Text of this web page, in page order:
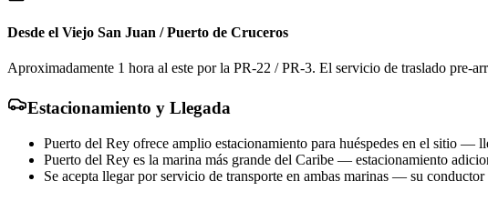
Desde el Viejo San Juan / Puerto de Cruceros
Aproximadamente 1 hora al este por la PR-22 / PR-3. El servicio de traslado pre-
Estacionamiento y Llegada
Puerto del Rey ofrece amplio estacionamiento para huéspedes en el sitio —
Puerto del Rey es la marina más grande del Caribe — estacionamiento
Se acepta llegar por servicio de transporte en ambas marinas — su